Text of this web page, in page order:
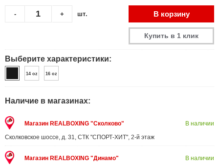
+
- шт. В корзину
Купить в 1 клик
Выберите характеристики:
14 oz 16 oz
Наличие в магазинах:
Магазин REALBOXING "Сколково"
Сколковское шоссе, д. 31, СТК "СПОРТ-ХИТ", 2-й этаж
В наличии
Магазин REALBOXING "Динамо"
В наличии